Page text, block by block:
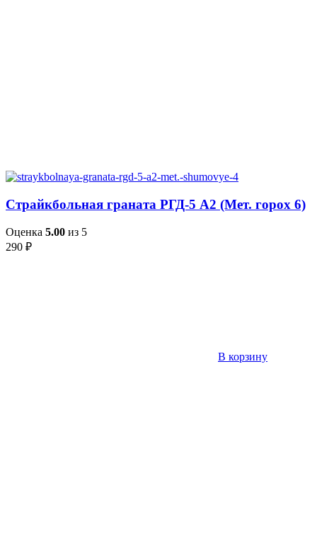
Страйкбольная граната РГД-5 А2 (Мет. горох 6)
Оценка 5.00 из 5
290 ₽
В корзину